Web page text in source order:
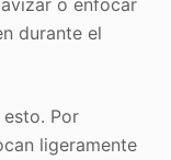
durante el
Por
ligeramente